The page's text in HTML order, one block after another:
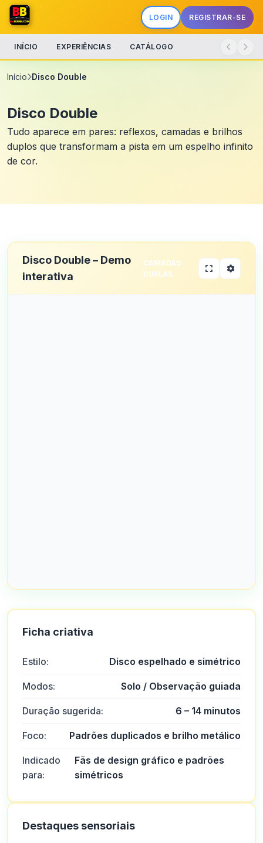
LOGIN REGISTRAR-SE
INÍCIO EXPERIÊNCIAS CATÁLOGO
Início Disco Double
Disco Double
Tudo aparece em pares: reflexos, camadas e brilhos
duplos que transformam a pista em um espelho infinito
de cor.
Disco Double – Demo
interativa
CAMADAS
DUPLAS
Ficha criativa
Estilo: Disco espelhado e simétrico
Modos: Solo / Observação guiada
Duração sugerida: 6 – 14 minutos
Foco: Padrões duplicados e brilho metálico
Indicado
para:
Fãs de design gráfico e padrões
simétricos
Destaques sensoriais